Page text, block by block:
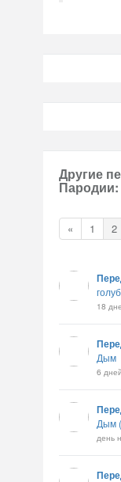
Другие
Пародии:
« 1 2
18
Дым
6
Дым
день